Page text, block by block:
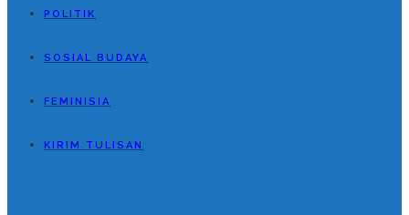
POLITIK
SOSIAL BUDAYA
FEMINISIA
KIRIM TULISAN